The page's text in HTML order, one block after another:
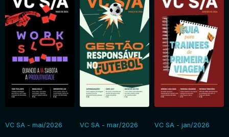
VC SA - mai/2026 VC SA - mar/2026 VC SA - jan/2026